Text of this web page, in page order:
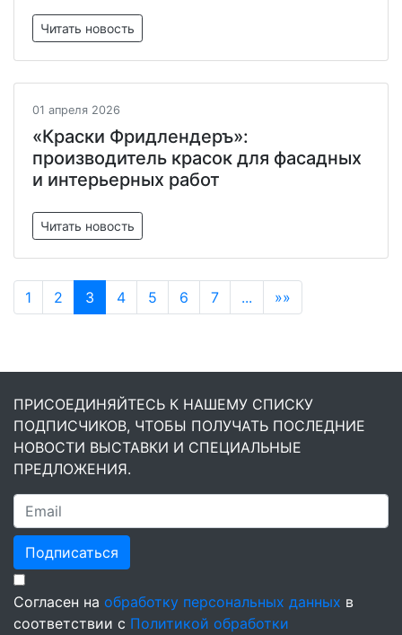
Читать новость
01 апреля 2026
«Краски Фридлендеръ»:
производитель красок для фасадных
и интерьерных работ
Читать новость
1 2 3 4 5 6 7 ... »»
ПРИСОЕДИНЯЙТЕСЬ К НАШЕМУ СПИСКУ
ПОДПИСЧИКОВ, ЧТОБЫ ПОЛУЧАТЬ ПОСЛЕДНИЕ
НОВОСТИ ВЫСТАВКИ И СПЕЦИАЛЬНЫЕ
ПРЕДЛОЖЕНИЯ.
Подписаться
Согласен на обработку персональных данных в
соответствии с Политикой обработки